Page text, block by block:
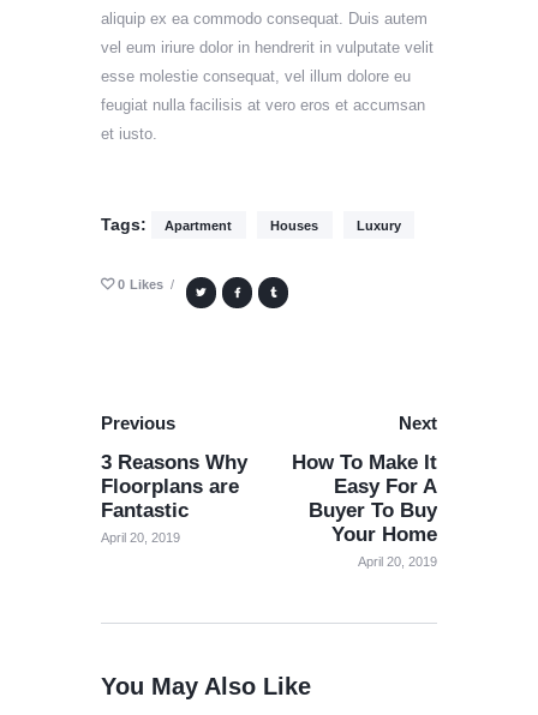
aliquip ex ea commodo consequat. Duis autem
vel eum iriure dolor in hendrerit in vulputate velit
esse molestie consequat, vel illum dolore eu
feugiat nulla facilisis at vero eros et accumsan
et iusto.
Tags: Apartment Houses Luxury
0 Likes
Previous
3 Reasons Why
Floorplans are
Fantastic
April 20, 2019
Next
How To Make It
Easy For A
Buyer To Buy
Your Home
April 20, 2019
You May Also Like